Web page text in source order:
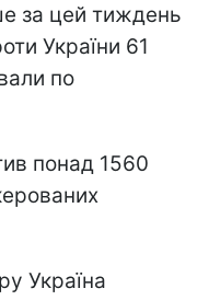
за цей тиждень
України 61
по
понад 1560
Україна